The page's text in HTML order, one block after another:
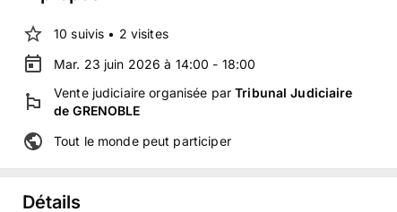
10 suivis • 2 visites
Mar. 23 juin 2026 à 14:00 - 18:00
Vente judiciaire organisée parTribunal Judiciaire
de GRENOBLE
Tout le monde peut participer
Détails